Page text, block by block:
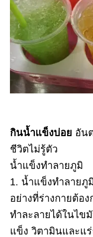
กินน้ำแข็งบ่อย อัน
ชีวิตไม่รู้ตัว
น้ำแข็งทำลายภูมิ
1. น้ำแข็งทำลายภู
อย่างที่ร่างกายต้อ
ทำละลายได้ในไข
แข็ง วิตามินและแ